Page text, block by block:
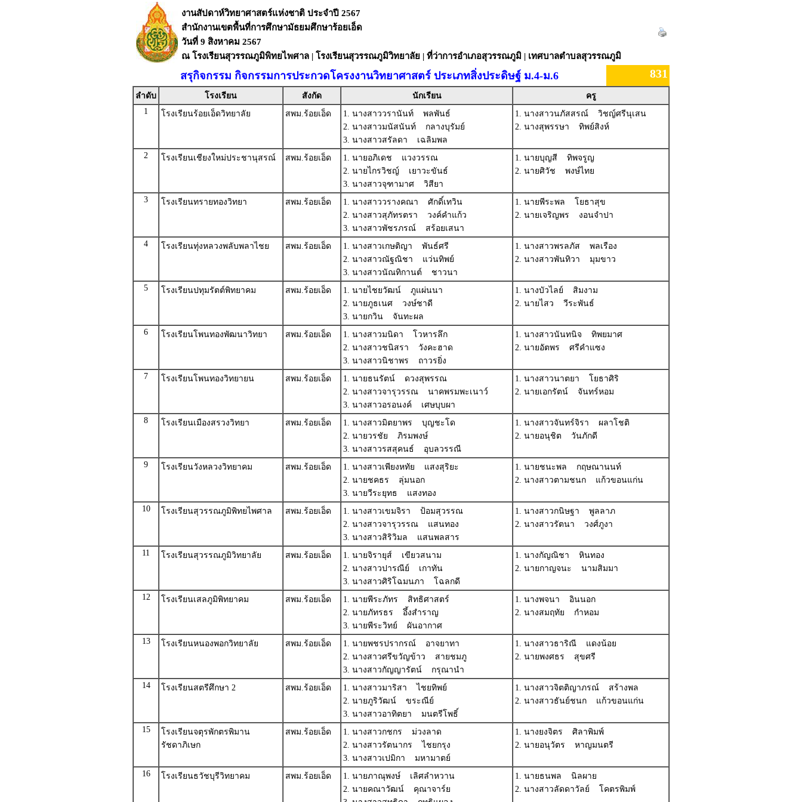
งานสัปดาห์วิทยาศาสตร์แห่งชาติ ประจำปี 2567
สำนักงานเขตพื้นที่การศึกษามัธยมศึกษาร้อยเอ็ด
วันที่ 9 สิงหาคม 2567
ณ โรงเรียนสุวรรณภูมิพิทยไพศาล | โรงเรียนสุวรรณภูมิวิทยาลัย | ที่ว่าการอำเภอสุวรรณภูมิ | เทศบาลตำบลสุวรรณภูมิ
สรุกิจกรรม กิจกรรมการประกวดโครงงานวิทยาศาสตร์ ประเภทสิ่งประดิษฐ์ ม.4-ม.6 831
ลำดับ โรงเรียน สังกัด นักเรียน
ครู
1
โรงเรียนร้อยเอ็ดวิทยาลัย สพม.ร้อยเอ็ด
1. นางสาววรานันท์ พลพันธ์
2. นางสาวมนัสนันท์ กลางบุรัมย์
3. นางสาวสรัลดา เฉลิมพล
1. นางสาวนภัสสรณ์ วิชญ์ศรีนุเสน
2. นางสุพรรษา ทิพย์สิงห์
2 โรงเรียนเชียงใหม่ประชานุสรณ์ สพม.ร้อยเอ็ด
1. นายอภิเดช แวงวรรณ
2. นายไกรวิชญ์ เยาวะขันธ์
3. นางสาวจุฑามาศ วิสียา
1. นายบุญสี ทิพจรูญ
2. นายศิวัช พงษ์ไทย
3 โรงเรียนทรายทองวิทยา สพม.ร้อยเอ็ด
1. นางสาววรางคณา ศักดิ์เทวิน
2. นางสาวสุภัทรตรา วงค์คำแก้ว
3. นางสาวพัชรภรณ์ สร้อยเสนา
1. นายพีระพล โยธาสุข
2. นายเจริญพร งอนจำปา
4 โรงเรียนทุ่งหลวงพลับพลาไชย สพม.ร้อยเอ็ด
1. นางสาวเกษติญา พันธ์ศรี
2. นางสาวณัฐณิชา แว่นทิพย์
3. นางสาวนัณทิกานต์ ชาวนา
1. นางสาวพรลภัส พลเรือง
2. นางสาวพันทิวา มุมขาว
5 โรงเรียนปทุมรัตต์พิทยาคม สพม.ร้อยเอ็ด
1. นายไชยวัฒน์ ภูแผ่นนา
2. นายภูธเนศ วงษ์ชาดี
3. นายกวิน จันทะผล
1. นางบัวไลย์ สิมงาม
2. นายไสว วีระพันธ์
6 โรงเรียนโพนทองพัฒนาวิทยา สพม.ร้อยเอ็ด
1. นางสาวมนิดา โวหารลึก
2. นางสาวชนิสรา วังคะฮาด
3. นางสาวนิชาพร ถาวรยิ่ง
1. นางสาวนันทนิจ ทิพยมาศ
2. นายอัตพร ศรีคำแซง
7 โรงเรียนโพนทองวิทยายน สพม.ร้อยเอ็ด
1. นายธนรัตน์ ดวงสุพรรณ
2. นางสาวจารุวรรณ นาคพรมพะเนาว์
3. นางสาวอรอนงค์ เศษบุบผา
1. นางสาวนาตยา โยธาศิริ
2. นายเอกรัตน์ จันทร์หอม
8 โรงเรียนเมืองสรวงวิทยา สพม.ร้อยเอ็ด
1. นางสาวมิตยาพร บุญชะโด
2. นายวรชัย ภิรมพงษ์
3. นางสาวรสสุคนธ์ อุบลวรรณี
1. นางสาวจันทร์จิรา ผลาโชติ
2. นายอนุชิต วันภักดี
9 โรงเรียนวังหลวงวิทยาคม สพม.ร้อยเอ็ด
1. นางสาวเพียงหทัย แสงสุริยะ
2. นายชคธร ลุ่มนอก
3. นายวีระยุทธ แสงทอง
1. นายชนะพล กฤษณานนท์
2. นางสาวตามชนก แก้วขอนแก่น
10 โรงเรียนสุวรรณภูมิพิทยไพศาล สพม.ร้อยเอ็ด
1. นางสาวเขมจิรา ป้อมสุวรรณ
2. นางสาวจารุวรรณ แสนทอง
3. นางสาวสิริวิมล แสนพลสาร
1. นางสาวกนิษฐา พูลลาภ
2. นางสาวรัตนา วงศ์ภูงา
11 โรงเรียนสุวรรณภูมิวิทยาลัย สพม.ร้อยเอ็ด
1. นายจิรายุส์ เขียวสนาม
2. นางสาวปารณีย์ เกาทัน
3. นางสาวศิริโฉมนภา โฉลกดี
1. นางกัญณิชา หินทอง
2. นายกาญจนะ นามสิมมา
12 โรงเรียนเสลภูมิพิทยาคม สพม.ร้อยเอ็ด
1. นายพีระภัทร สิทธิศาสตร์
2. นายภัทรธร อึ้งสำราญ
3. นายพีระวิทย์ ผันอากาศ
1. นางพจนา อินนอก
2. นางสมฤทัย กำหอม
13 โรงเรียนหนองพอกวิทยาลัย สพม.ร้อยเอ็ด
1. นายพชรปรากรณ์ อาจยาทา
2. นางสาวศรีขวัญข้าว สายชมภู
3. นางสาวกัญญารัตน์ กรุณานำ
1. นางสาวธาริณี แดงน้อย
2. นายพงศธร สุขศรี
14 โรงเรียนสตรีศึกษา 2 สพม.ร้อยเอ็ด
1. นางสาวมาริสา ไชยทิพย์
2. นายภูริวัฒน์ ขระณีย์
3. นางสาวอาทิตยา มนตรีโพธิ์
1. นางสาวจิตติญาภรณ์ สร้างพล
2. นางสาวธันย์ชนก แก้วขอนแก่น
15
โรงเรียนจตุรพักตรพิมาน
รัชดาภิเษก
สพม.ร้อยเอ็ด
1. นางสาวกชกร ม่วงลาด
2. นางสาวรัตนากร ไชยกรุง
3. นางสาวเปมิกา มหามาตย์
1. นางยงจิตร ศิลาพิมพ์
2. นายอนุวัตร หาญมนตรี
16 โรงเรียนธวัชบุรีวิทยาคม สพม.ร้อยเอ็ด
1. นายภาณุพงษ์ เลิศลำหวาน
2. นายคณาวัฒน์ คุณาจาร์ย
1. นายธนพล นิลผาย
2. นางสาวลัดดาวัลย์ โคตรพิมพ์